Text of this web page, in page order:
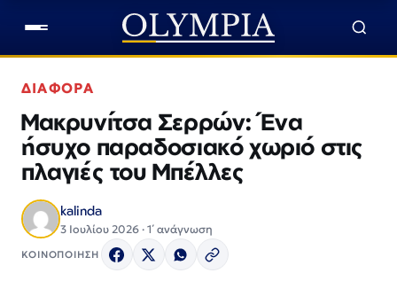
ΔΙΑΦΟΡΑ
Μακρυνίτσα Σερρών: Ένα
ήσυχο παραδοσιακό χωριό στις
πλαγιές του Μπέλλες
kalinda
3 Ιουλίου 2026 · 1΄ ανάγνωση
ΚΟΙΝΟΠΟΙΗΣΗ